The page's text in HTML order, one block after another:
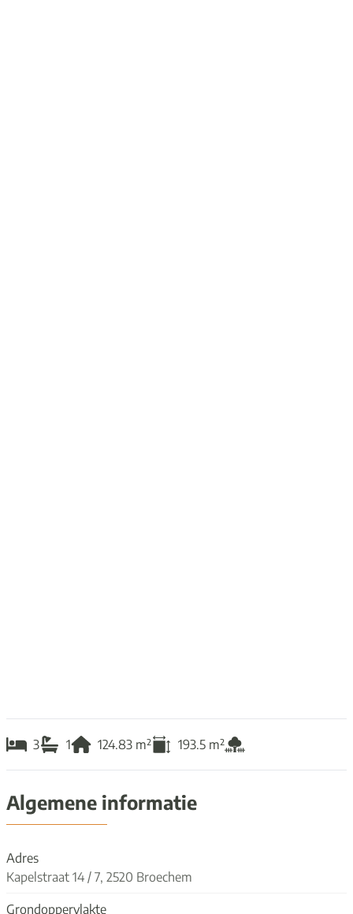
3 1 124.83 m² 193.5 m²
Algemene informatie
Adres
Kapelstraat 14 / 7, 2520 Broechem
Grondoppervlakte